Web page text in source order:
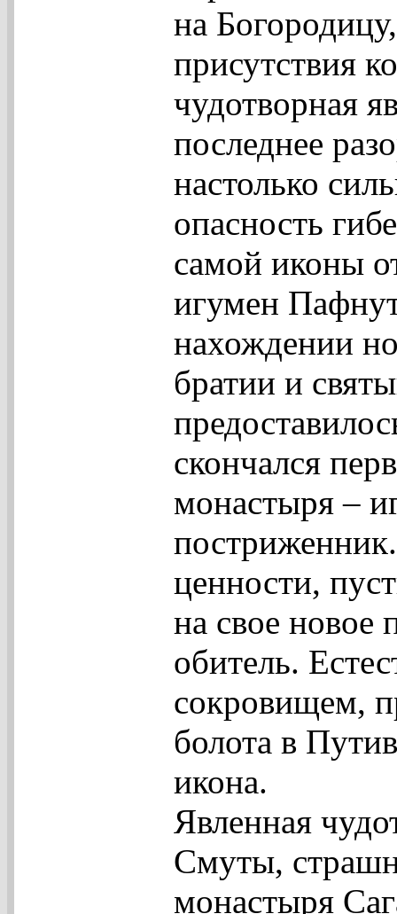
на
присутствия
чудотворная
последнее
настолько
опасность
самой иконы
игумен
нахождении
братии и
скончался
монастыря –
ценности,
на свое новое
обитель.
сокровищем,
болота в
икона.
Явленная
Смуты,
монастыря